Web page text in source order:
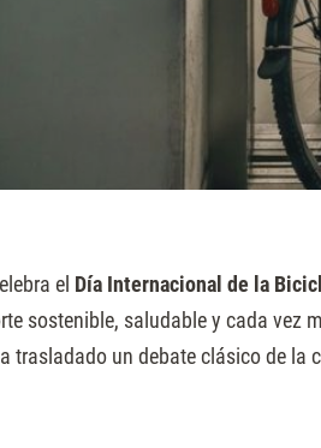
el Día Internacional de la
sostenible, saludable y cada vez
trasladado un debate clásico de la